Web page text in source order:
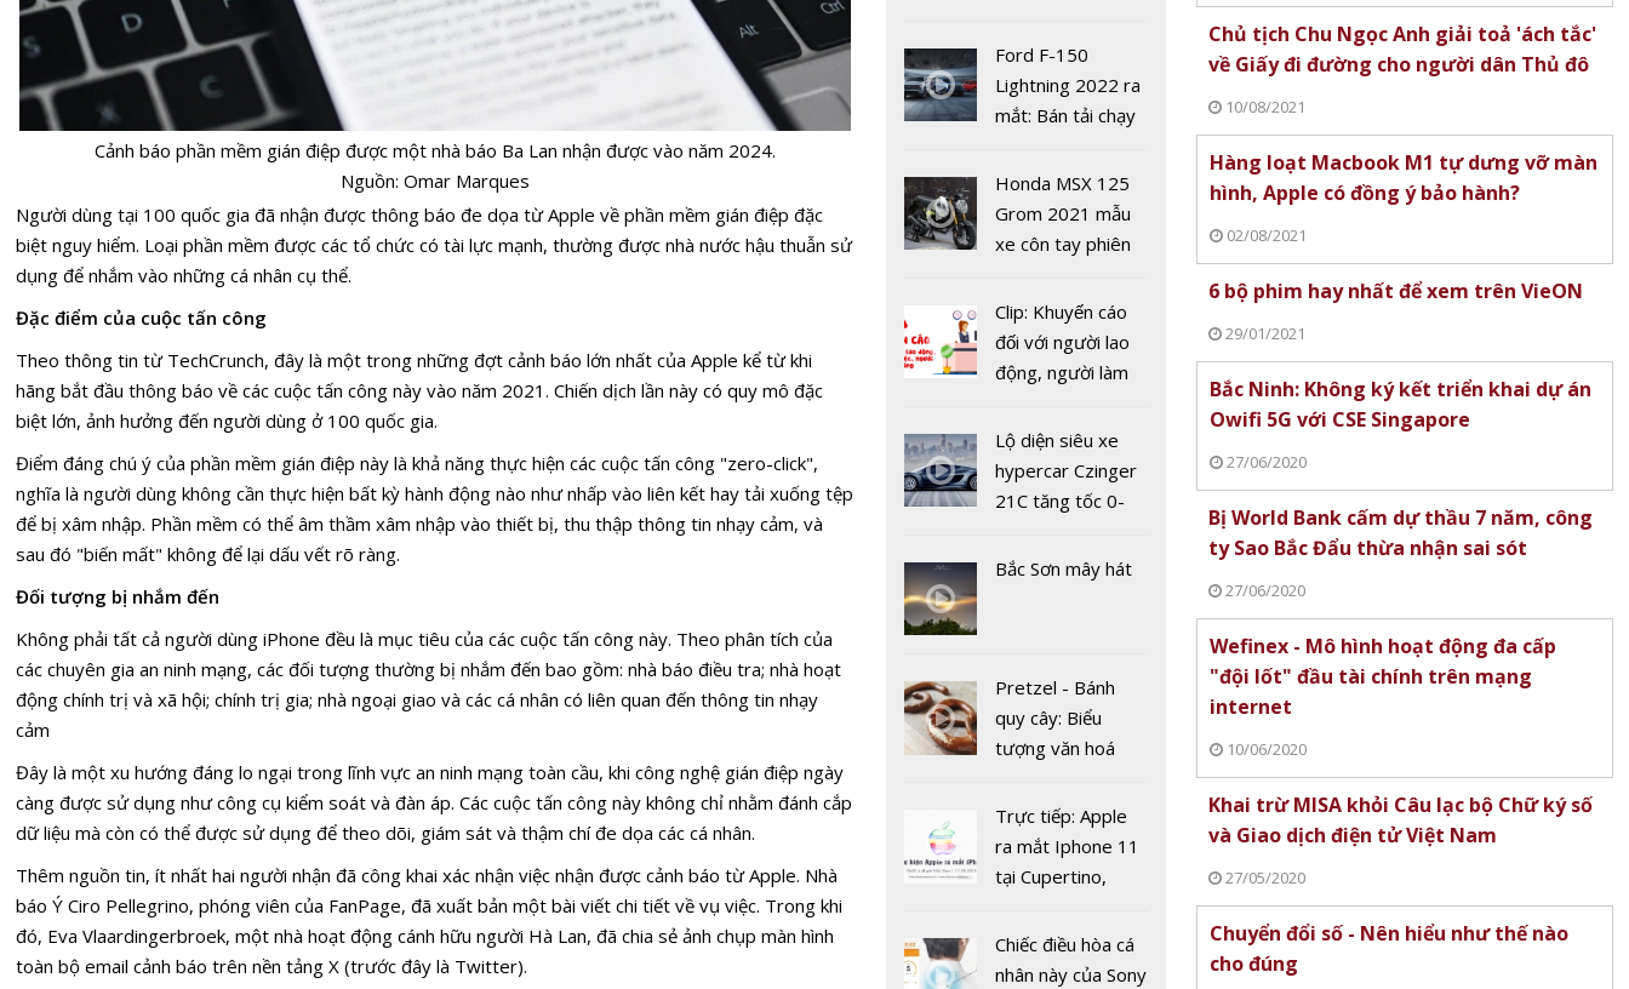
Cảnh báo phần mềm gián điệp được một nhà báo Ba Lan nhận được vào năm 2024.
Nguồn: Omar Marques
Người dùng tại 100 quốc gia đã nhận được thông báo đe dọa từApple về phần mềm gián điệp đặc
biệt nguy hiểm. Loại phần mềm được các tổ chức có tài lực mạnh, thường được nhà nước hậu thuẫn sử
dụng để nhắm vào những cá nhân cụ thể.
Đặc điểm của cuộc tấn công
Theo thông tin từ TechCrunch, đây là một trong những đợt cảnh báo lớn nhất của Apple kể từ khi
hãng bắt đầu thông báo về các cuộc tấn công này vào năm 2021. Chiến dịch lần này có quy mô đặc
biệt lớn, ảnh hưởng đến người dùng ở 100 quốc gia.
Điểm đáng chú ý của phần mềm gián điệp này là khả năng thực hiện các cuộc tấn công "zero-click",
nghĩa là người dùng không cần thực hiện bất kỳ hành động nào như nhấp vào liên kết hay tải xuống tệp
để bị xâm nhập. Phần mềm có thể âm thầm xâm nhập vào thiết bị, thu thập thông tin nhạy cảm, và
sau đó "biến mất" không để lại dấu vết rõ ràng.
Đối tượng bị nhắm đến
Không phải tất cả người dùng iPhone đều là mục tiêu của các cuộc tấn công này. Theo phân tích của
các chuyên gia an ninh mạng, các đối tượng thường bị nhắm đến bao gồm: nhà báo điều tra; nhà hoạt
động chính trị và xã hội; chính trị gia; nhà ngoại giao và các cá nhân có liên quan đến thông tin nhạy
cảm
Đây là một xu hướng đáng lo ngại trong lĩnh vực an ninh mạng toàn cầu, khi công nghệ gián điệp ngày
càng được sử dụng như công cụ kiểm soát và đàn áp. Các cuộc tấn công này không chỉ nhằm đánh cắp
dữ liệu mà còn có thể được sử dụng để theo dõi, giám sát và thậm chí đe dọa các cá nhân.
Thêm nguồn tin, ít nhất hai người nhận đã công khai xác nhận việc nhận được cảnh báo từ Apple. Nhà
báo Ý Ciro Pellegrino, phóng viên của FanPage, đã xuất bản một bài viết chi tiết về vụ việc. Trong khi
đó, Eva Vlaardingerbroek, một nhà hoạt động cánh hữu người Hà Lan, đã chia sẻ ảnh chụp màn hình
toàn bộ email cảnh báo trên nền tảng X (trước đây là Twitter).
Kỹ năng an toàn
thông tin - 'Lỗ
của người dùng
Việt
thương mại điện
Tin tặc tấn công
dữ liệu vắc xin
COVID-19 của
Pfizer/BioNTech
19
Ford F-150
Lightning 2022 ra
mắt: Bán tải chạy
chưa đến 40 nghìn
USD
Honda MSX 125
Grom 2021 mẫu
xe côn tay phiên
Clip: Khuyến cáo
đối với người lao
động, người làm
hàng tại khu dịch
vụ trong dịch
Covid-19
Lộ diện siêu xe
hypercar Czinger
21C tăng tốc 0-
2 giây
Bắc Sơn mây hát
Pretzel - Bánh
quy cây: Biểu
tượng văn hoá
tranh cãi về nguồn
gốc
Trực tiếp: Apple
ra mắt Iphone 11
tại Cupertino,
Chiếc điều hòa cá
nhân này của Sony
Chủ tịch Chu Ngọc Anh giải toả 'ách tắc'
về Giấy đi đường cho người dân Thủ đô
10/08/2021
Hàng loạt Macbook M1 tự dưng vỡ màn
hình, Apple có đồng ý bảo hành?
02/08/2021
6 bộ phim hay nhất để xem trên VieON
29/01/2021
Bắc Ninh: Không ký kết triển khai dự án
Owifi 5G với CSE Singapore
27/06/2020
Bị World Bank cấm dự thầu 7 năm, công
ty Sao Bắc Đẩu thừa nhận sai sót
27/06/2020
Wefinex - Mô hình hoạt động đa cấp
"đội lốt" đầu tài chính trên mạng
internet
10/06/2020
Khai trừ MISA khỏi Câu lạc bộ Chữ ký số
và Giao dịch điện tử Việt Nam
27/05/2020
Chuyển đổi số - Nên hiểu như thế nào
cho đúng